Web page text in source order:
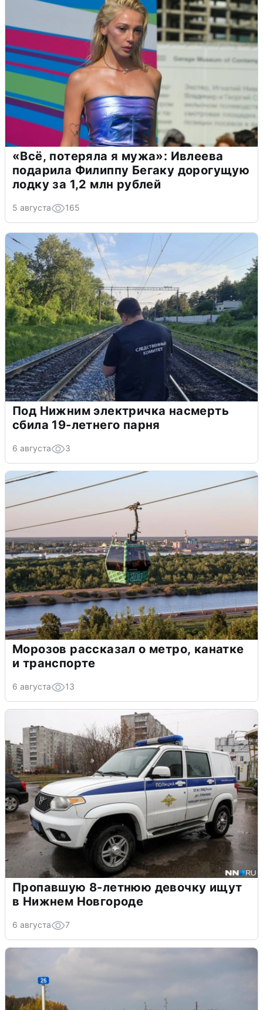
«Всё, потеряла я мужа»: Ивлеева
подарила Филиппу Бегаку дорогущую
лодку за 1,2 млн рублей
5 августа 165
Под Нижним электричка насмерть
сбила 19-летнего парня
6 августа 3
Морозов рассказал о метро, канатке
и транспорте
6 августа 13
Пропавшую 8-летнюю девочку ищут
в Нижнем Новгороде
6 августа 7